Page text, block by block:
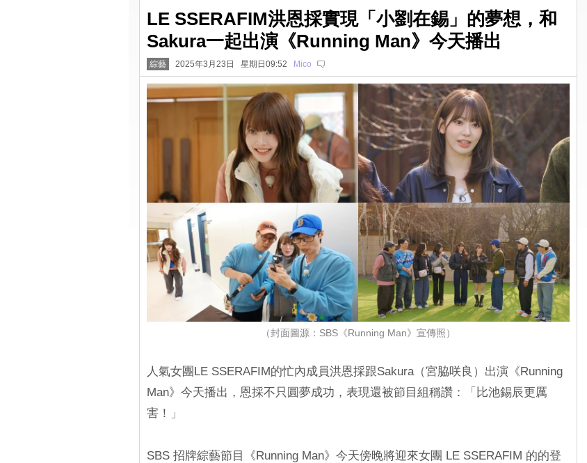
LE SSERAFIM洪恩採實現「小劉在錫」的夢想，和
Sakura一起出演《Running Man》今天播出
綜藝 2025年3月23日 星期日09:52 Mico
（封面圖源：SBS《Running Man》宣傳照）
人氣女團LE SSERAFIM的忙內成員洪恩採跟Sakura（宮脇咲良）出演《Running
Man》今天播出，恩採不只圓夢成功，表現還被節目組稱讚：「比池錫辰更厲
害！」
SBS 招牌綜藝節目《Running Man》今天傍晚將迎來女團 LE SSERAFIM 的的登